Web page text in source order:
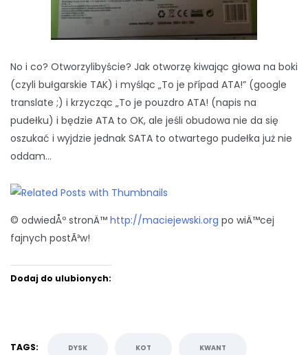
No i co? Otworzylibyście? Jak otworzę kiwając głowa na boki
(czyli bułgarskie TAK) i myśląc „To je případ ATA!” (google
translate ;) i krzycząc „To je pouzdro ATA! (napis na
pudełku) i będzie ATA to OK, ale jeśli obudowa nie da się
oszukać i wyjdzie jednak SATA to otwartego pudełka już nie
oddam…
© odwiedÅº stronÄ™ http://maciejewski.org po wiÄ™cej
fajnych postÃ³w!
Dodaj do ulubionych:
TAGS: DYSK KOT KWANT